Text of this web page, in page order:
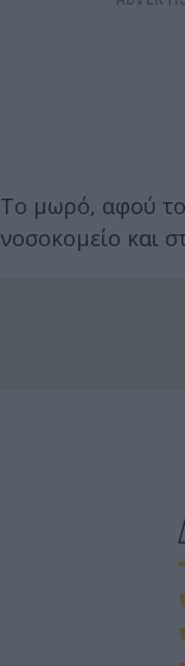
Το μωρό, αφού
νοσοκομείο και